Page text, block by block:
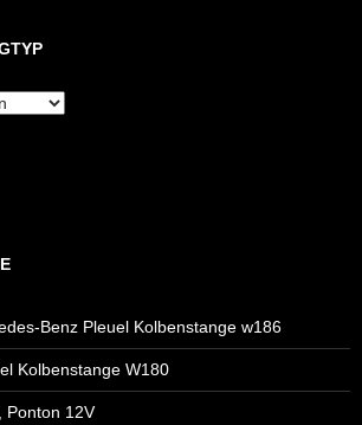
Benz Pleuel Kolbenstange w186
Kolbenstange W180
Ponton 12V